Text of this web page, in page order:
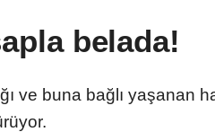
belada!
ve buna bağlı yaşanan